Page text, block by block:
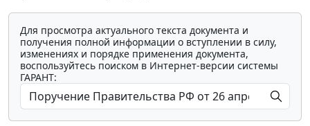
Для просмотра актуального текста документа и
получения полной информации о вступлении в силу,
изменениях и порядке применения документа,
воспользуйтесь поиском в Интернет-версии системы
ГАРАНТ: